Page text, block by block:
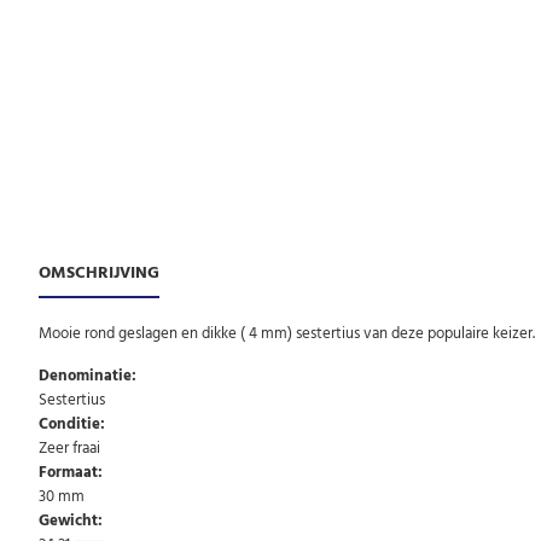
OMSCHRIJVING
Mooie rond geslagen en dikke ( 4 mm) sestertius van deze populaire keizer.
Denominatie:
Sestertius
Conditie:
Zeer fraai
Formaat:
30 mm
Gewicht: